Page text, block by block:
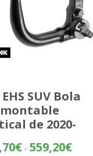
SUV Bola
de 2020-
€ - 559,20€Rango